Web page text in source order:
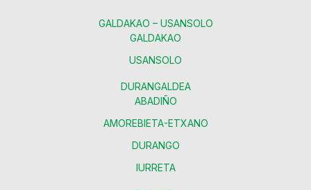
GALDAKAO – USANSOLO
GALDAKAO
USANSOLO
DURANGALDEA
ABADIÑO
AMOREBIETA-ETXANO
DURANGO
IURRETA